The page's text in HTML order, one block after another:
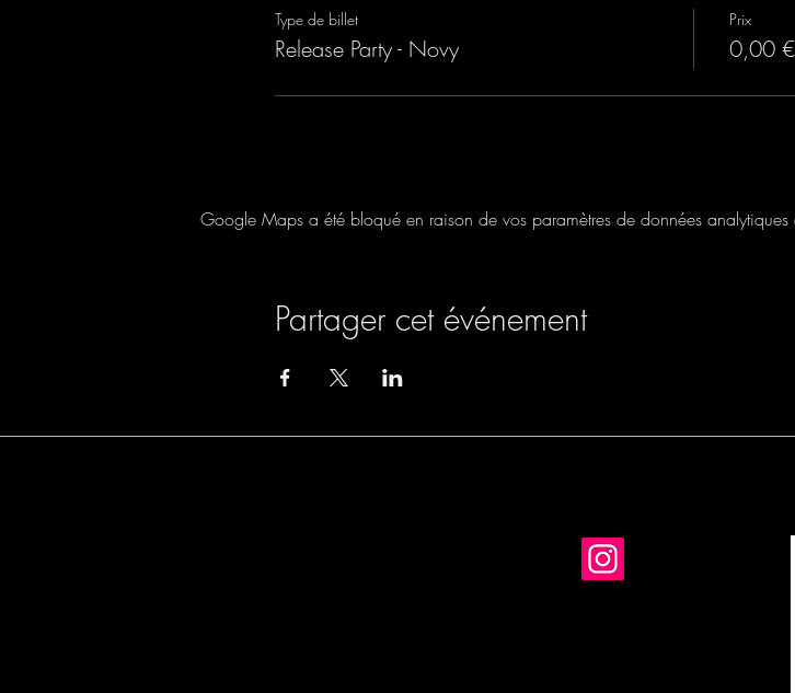
Type de billet
Release Party - Novy
Prix
0,00 €
Google Maps a été bloqué en raison de vos paramètres de données
Partager cet événement